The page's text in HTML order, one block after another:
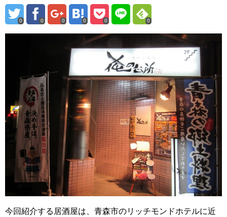
0 0 0 0 0 0
今回紹介する居酒屋は、青森市のリッチモンドホテルに近